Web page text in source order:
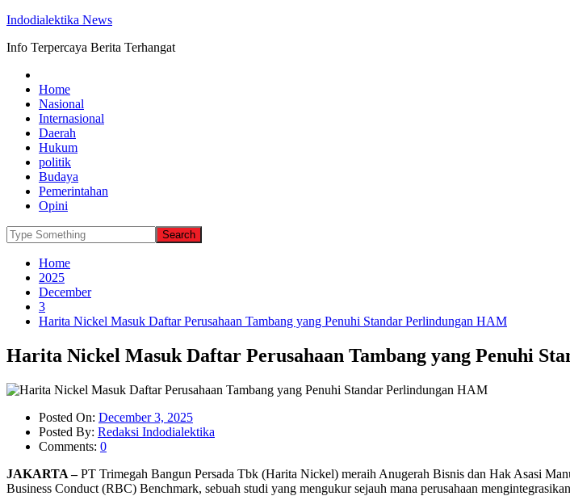
Indodialektika News
Info Terpercaya Berita Terhangat
Home
Nasional
Internasional
Daerah
Hukum
politik
Budaya
Pemerintahan
Opini
Home
2025
December
3
Harita Nickel Masuk Daftar Perusahaan Tambang yang Penuhi Standar Perlindungan HAM
Harita Nickel Masuk Daftar Perusahaan Tambang yang Penuhi
Posted On: December 3, 2025
Posted By: Redaksi Indodialektika
Comments: 0
JAKARTA –PT Trimegah Bangun Persada Tbk (Harita Nickel) meraih Anugerah Bisnis dan Hak Asasi
Business Conduct (RBC) Benchmark, sebuah studi yang mengukur sejauh mana perusahaan